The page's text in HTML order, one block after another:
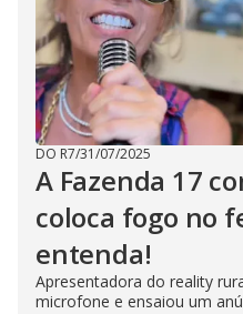
DO R7/31/07/2025
A Fazenda 17
coloca fogo no
entenda!
Apresentadora do reality
microfone e ensaiou um